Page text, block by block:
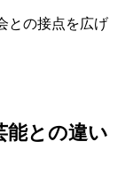
との接点を広げ
能との違い